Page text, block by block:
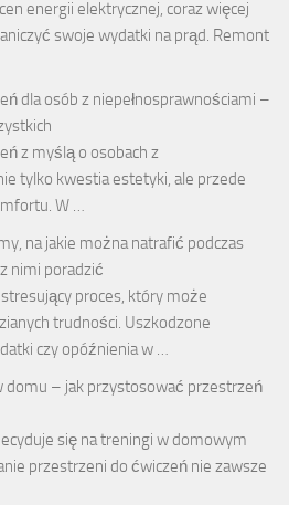
energii elektrycznej, coraz więcej
swoje wydatki na prąd. Remont
dla osób z niepełnosprawnościami –
z myślą o osobach z
tylko kwestia estetyki, ale przede
W …
na jakie można natrafić podczas
nimi poradzić
proces, który może
trudności. Uszkodzone
czy opóźnienia w …
domu – jak przystosować przestrzeń
się na treningi w domowym
przestrzeni do ćwiczeń nie zawsze